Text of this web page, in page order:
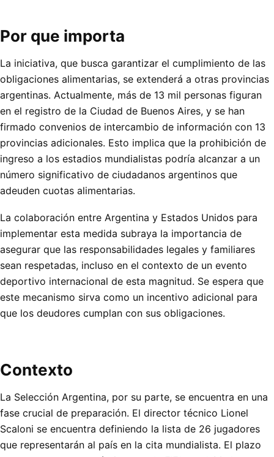
Por que importa
La iniciativa, que busca garantizar el cumplimiento de las
obligaciones alimentarias, se extenderá a otras provincias
argentinas. Actualmente, más de 13 mil personas figuran
en el registro de la Ciudad de Buenos Aires, y se han
firmado convenios de intercambio de información con 13
provincias adicionales. Esto implica que la prohibición de
ingreso a los estadios mundialistas podría alcanzar a un
número significativo de ciudadanos argentinos que
adeuden cuotas alimentarias.
La colaboración entre Argentina y Estados Unidos para
implementar esta medida subraya la importancia de
asegurar que las responsabilidades legales y familiares
sean respetadas, incluso en el contexto de un evento
deportivo internacional de esta magnitud. Se espera que
este mecanismo sirva como un incentivo adicional para
que los deudores cumplan con sus obligaciones.
Contexto
La Selección Argentina, por su parte, se encuentra en una
fase crucial de preparación. El director técnico Lionel
Scaloni se encuentra definiendo la lista de 26 jugadores
que representarán al país en la cita mundialista. El plazo